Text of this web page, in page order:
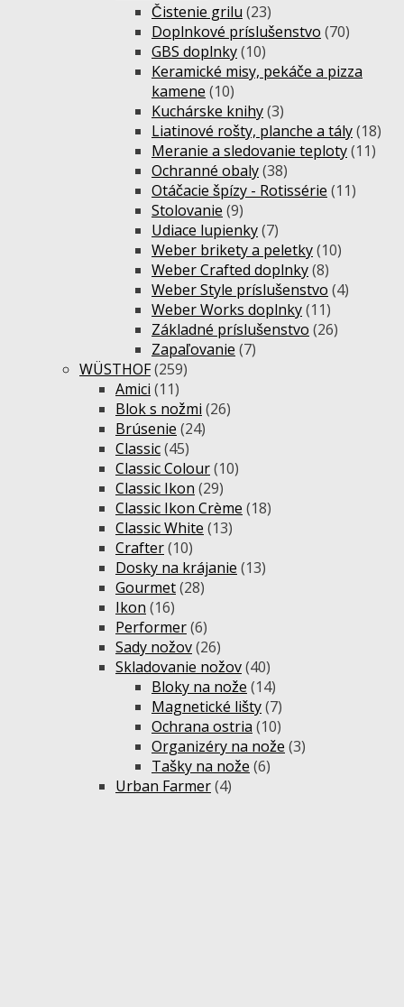
Čistenie grilu (23)
Doplnkové príslušenstvo (70)
GBS doplnky(10)
Keramické misy, pekáče a pizza
kamene (10)
Kuchárske knihy(3)
Liatinové rošty, planche a tály(18)
Meranie a sledovanie teploty(11)
Ochranné obaly(38)
Otáčacie špízy - Rotissérie (11)
Stolovanie (9)
Udiace lupienky(7)
Weber brikety a peletky(10)
Weber Crafted doplnky(8)
Weber Style príslušenstvo (4)
Weber Works doplnky(11)
Základné príslušenstvo (26)
Zapaľovanie (7)
WÜSTHOF(259)
Amici (11)
Blok s nožmi (26)
Brúsenie (24)
Classic(45)
Classic Colour(10)
Classic Ikon (29)
Classic Ikon Crème (18)
Classic White (13)
Crafter(10)
Dosky na krájanie (13)
Gourmet(28)
Ikon (16)
Performer(6)
Sady nožov(26)
Skladovanie nožov(40)
Bloky na nože (14)
Magnetické lišty(7)
Ochrana ostria (10)
Organizéry na nože (3)
Tašky na nože (6)
Urban Farmer(4)